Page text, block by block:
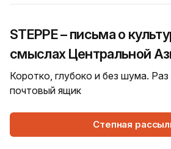
STEPPE – письма о
смыслах Центральной
Коротко, глубоко и без шума.
почтовый ящик
Степная